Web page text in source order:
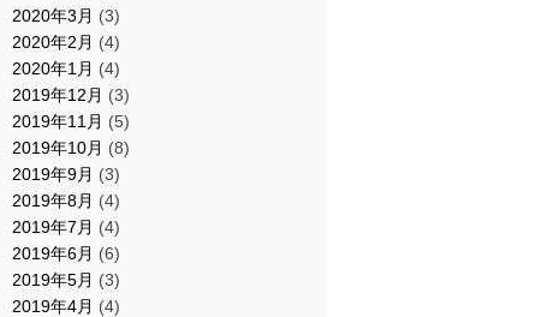
2020年3月 (3)
2020年2月 (4)
2020年1月 (4)
2019年12月 (3)
2019年11月 (5)
2019年10月 (8)
2019年9月 (3)
2019年8月 (4)
2019年7月 (4)
2019年6月 (6)
2019年5月 (3)
2019年4月 (4)